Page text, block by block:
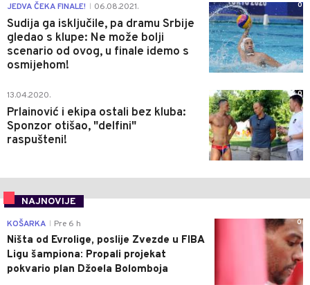
JEDVA ČEKA FINALE! 06.08.2021.
Sudija ga isključile, pa dramu Srbije
gledao s klupe: Ne može bolji
scenario od ovog, u finale idemo s
osmijehom!
0
13.04.2020.
Prlainović i ekipa ostali bez kluba:
Sponzor otišao, "delfini"
raspušteni!
0
NAJNOVIJE
0
KOŠARKA Pre 6 h
Ništa od Evrolige, poslije Zvezde u FIBA
Ligu šampiona: Propali projekat
pokvario plan Džoela Bolomboja